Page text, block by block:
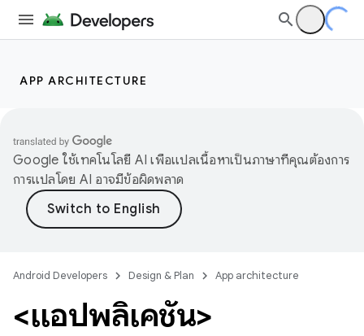
APP ARCHITECTURE
Google ใช้เทคโนโลยี AI เพื่อแปลเนื้อหาเป็นภาษาที่คุณต้องการ
การแปลโดย AI อาจมีข้อผิดพลาด
Android Developers Design & Plan App architecture
<แอปพลิเคชัน>